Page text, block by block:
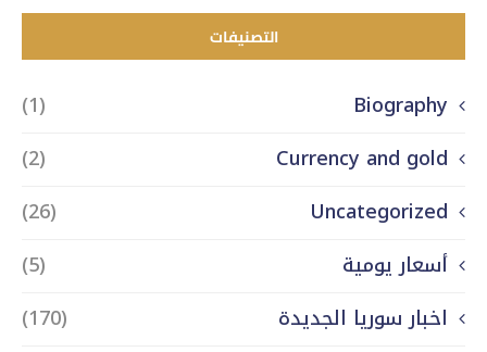
التصنيفات
Biography
(1)
Currency and gold
(2)
Uncategorized
(26)
أسعار يومية
(5)
اخبار سوريا الجديدة
(170)